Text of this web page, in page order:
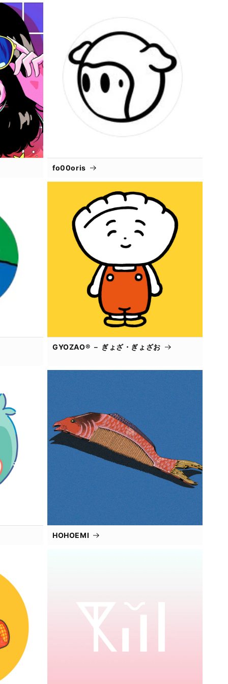
fo00oris
GYOZAO® － ぎょざ・ぎょざお
HOHOEMI